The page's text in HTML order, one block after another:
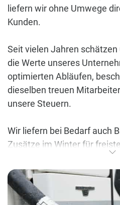
liefern wir ohne Umwege
Kunden.
Seit vielen Jahren
die Werte unseres
optimierten Abläufen,
dieselben treuen
unsere Steuern.
Wir liefern bei Bedarf auch
Zusätze im Winter für
Gase. Heizöl für
AdBlue für Baustellen,
Landwirtschaft. Wir